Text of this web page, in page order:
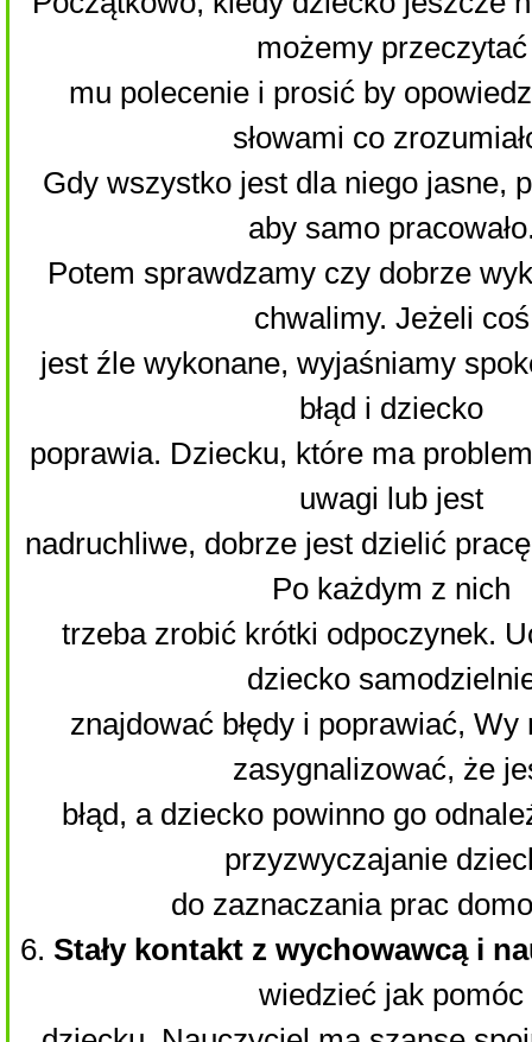
możemy przeczytać
mu polecenie i prosić by
słowami co
Gdy wszystko jest dla niego jasne,
aby samo
Potem sprawdzamy czy dobrze
chwalimy. Jeżeli coś
jest źle wykonane, wyjaśniamy
błąd i dziecko
poprawia. Dziecku, które ma
uwagi lub jest
nadruchliwe, dobrze jest dzielić
Po każdym z nich
trzeba zrobić krótki odpoczynek.
dziecko
znajdować błędy i poprawiać,
zasygnalizować, że
błąd, a dziecko powinno go
przyzwyczajanie
do zaznaczania prac
6. Stały kontakt z wychowawcą i
wiedzieć jak pomóc